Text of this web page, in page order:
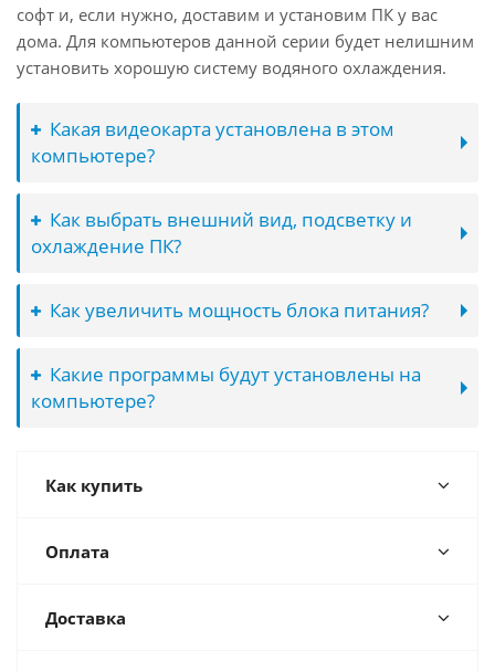
софт и, если нужно, доставим и установим ПК у вас
дома. Для компьютеров данной серии будет нелишним
установить хорошую систему водяного охлаждения.
Какая видеокарта установлена в этом
компьютере?
Как выбрать внешний вид, подсветку и
охлаждение ПК?
Как увеличить мощность блока питания?
Какие программы будут установлены на
компьютере?
Как купить
Оплата
Доставка